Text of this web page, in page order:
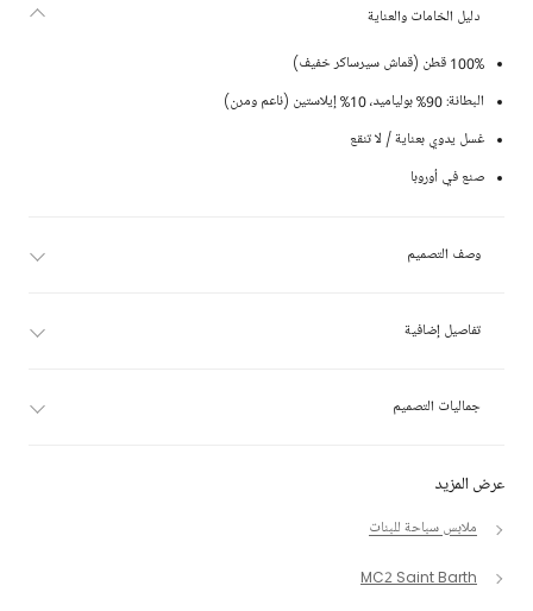
عرض المزيد
ملابس سباحة للبنات
MC2 Saint Barth
دليل الخامات والعناية
100% قطن (قماش سيرساكر خفيف)
البطانة: 90% بولياميد، 10% إيلاستين (ناعم ومرن)
غسل يدوي بعناية / لا تنقع
صنع في أوروبا
وصف التصميم
تفاصيل إضافية
جماليات التصميم